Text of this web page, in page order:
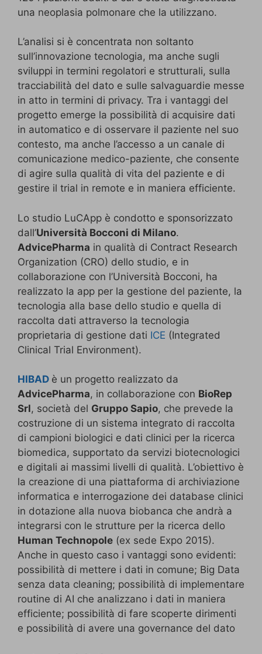
una neoplasia polmonare che la utilizzano.
L’analisi si è concentrata non soltanto
sull’innovazione tecnologia, ma anche sugli
sviluppi in termini regolatori e strutturali, sulla
tracciabilità del dato e sulle salvaguardie messe
in atto in termini di privacy. Tra i vantaggi del
progetto emerge la possibilità di acquisire dati
in automatico e di osservare il paziente nel suo
contesto, ma anche l’accesso a un canale di
comunicazione medico-paziente, che consente
di agire sulla qualità di vita del paziente e di
gestire il trial in remote e in maniera efficiente.
Lo studio LuCApp è condotto e sponsorizzato
dall’Università Bocconi di Milano.
AdvicePharma in qualità di Contract Research
Organization (CRO) dello studio, e in
collaborazione con l’Università Bocconi, ha
realizzato la app per la gestione del paziente, la
tecnologia alla base dello studio e quella di
raccolta dati attraverso la tecnologia
proprietaria di gestione dati ICE (Integrated
Clinical Trial Environment).
HIBAD è un progetto realizzato da
AdvicePharma, in collaborazione con BioRep
Srl, società del Gruppo Sapio, che prevede la
costruzione di un sistema integrato di raccolta
di campioni biologici e dati clinici per la ricerca
biomedica, supportato da servizi biotecnologici
e digitali ai massimi livelli di qualità. L’obiettivo è
la creazione di una piattaforma di archiviazione
informatica e interrogazione dei database clinici
in dotazione alla nuova biobanca che andrà a
integrarsi con le strutture per la ricerca dello
Human Technopole (ex sede Expo 2015).
Anche in questo caso i vantaggi sono evidenti:
possibilità di mettere i dati in comune; Big Data
senza data cleaning; possibilità di implementare
routine di AI che analizzano i dati in maniera
efficiente; possibilità di fare scoperte dirimenti
e possibilità di avere una governance del dato